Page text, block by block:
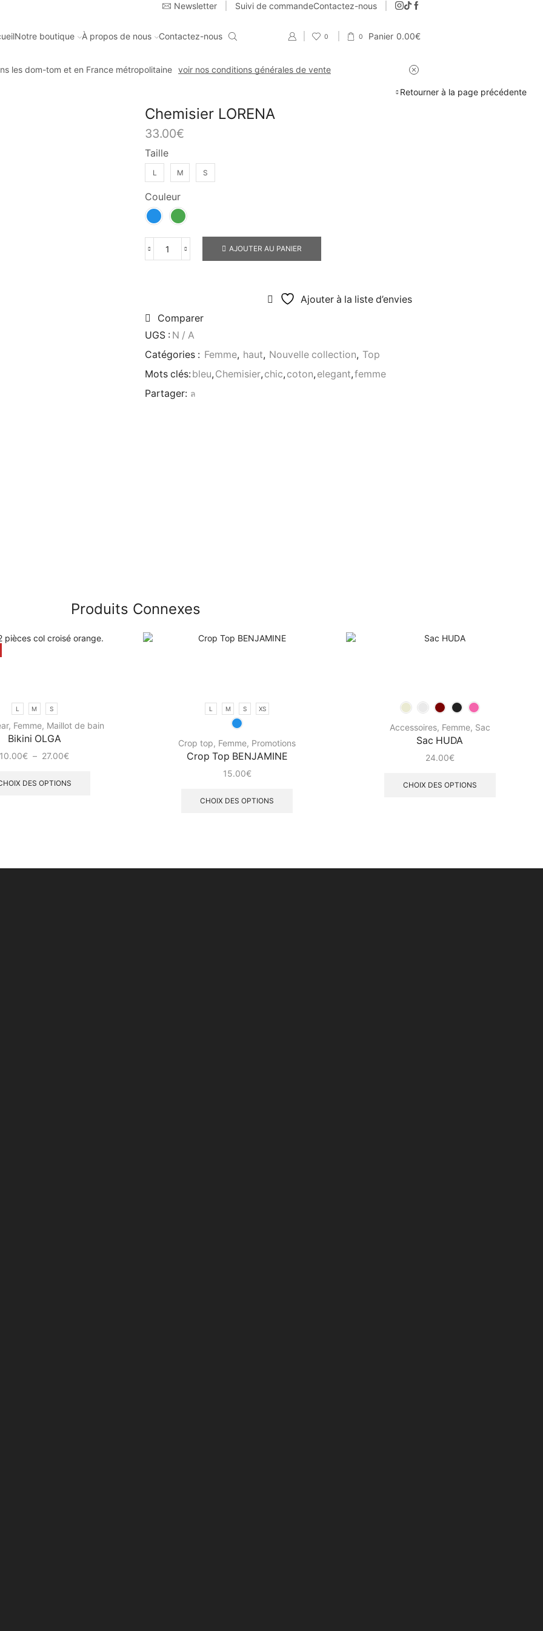
Newsletter Suivi de commandeContactez-nous
Notre boutique À propos de nous Contactez-nous 0 0 Panier 0.00€
les dom-tom et en France métropolitaine voir nos conditions générales de vente
Retourner à la page précédente
Chemisier LORENA
33.00€
Taille
L M S
Couleur
AJOUTER AU PANIER
Ajouter à la liste d’envies
Comparer
UGS : N / A
Catégories : Femme, haut, Nouvelle collection, Top
Mots clés: bleu, Chemisier, chic, coton, elegant,femme
Partager:
Produits Connexes
- 63%
L M S
, Femme, Maillot de bain
Bikini OLGA
10.00€ – 27.00€
DES OPTIONS
L M S XS
Crop top, Femme, Promotions
Crop Top BENJAMINE
15.00€
CHOIX DES OPTIONS
Accessoires, Femme, Sac
Sac HUDA
24.00€
CHOIX DES OPTIONS